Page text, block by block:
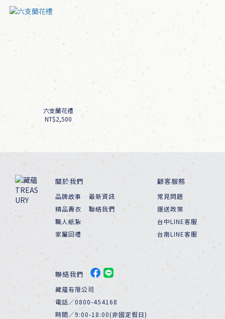
六支蘭花禮
NT$2,500
關於我們
品牌故事
最新資訊
精品壽衣
聯絡我們
職人紙紮
家屬回禮
顧客服務
常見問題
運送政策
台中LINE客服
台南LINE客服
聯絡我們
藏蘊有限公司
電話／0800-454168
時間／9:00-18:00(非國定假日)